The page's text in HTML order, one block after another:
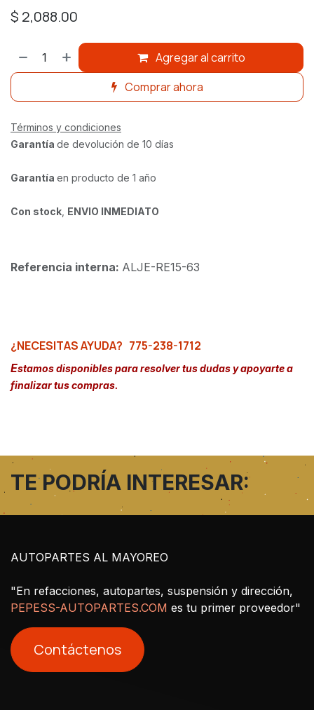
$ 2,088.00
Agregar al carrito
Comprar ahora
Términos y condiciones
Garantía de devolución de 10 días
Garantía en producto de 1 año
Con stock ENVIO INMEDIATO
Referencia interna: ALJE-RE15-63
¿NECESITAS AYUDA? 775-238-1712
Estamos disponibles para resolver tus dudas y apoyarte a
finalizar tus compras.
TE PODRÍA INTERESAR:
AUTOPARTES AL MAYOREO
"En refacciones, autopartes, suspensión y dirección,
PEPESS-AUTOPARTES.COM es tu primer proveedor"
Contáctenos